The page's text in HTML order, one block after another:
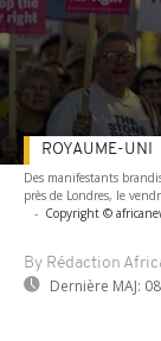
Des manifestants
près de Londres, le
- Copyright ©
By Rédaction
Dernière MAJ:
ROYAUME-UNI